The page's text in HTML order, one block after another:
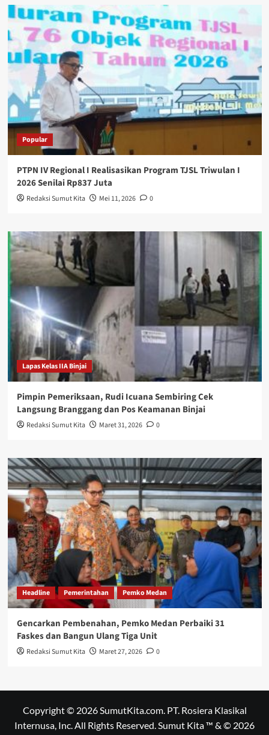
Popular
PTPN IV Regional I Realisasikan Program TJSL Triwulan I
2026 Senilai Rp837 Juta
Redaksi Sumut Kita Mei 11, 2026 0
Lapas Kelas IIA Binjai
Pimpin Pemeriksaan, Rudi Icuana Sembiring Cek
Langsung Branggang dan Pos Keamanan Binjai
Redaksi Sumut Kita Maret 31, 2026 0
Headline Pemerintahan Pemko Medan
Gencarkan Pembenahan, Pemko Medan Perbaiki 31
Faskes dan Bangun Ulang Tiga Unit
Redaksi Sumut Kita Maret 27, 2026 0
Copyright © 2026 SumutKita.com. PT. Rosiera Klasikal
Internusa, Inc. All Rights Reserved. Sumut Kita ™ & © 2026